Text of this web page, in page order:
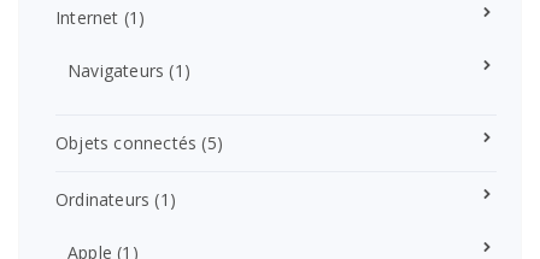
Internet (1)
Navigateurs (1)
Objets connectés (5)
Ordinateurs (1)
Apple (1)